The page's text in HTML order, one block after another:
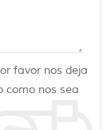
favor nos deja
como nos sea